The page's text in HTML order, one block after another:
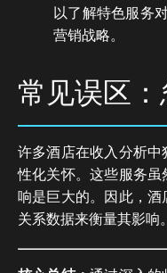
以了解特色服务
营销战略。
常见误区
许多酒店在收入分析
性化关怀。这些服务
响是巨大的。因此，
关系数据来衡量其影响。